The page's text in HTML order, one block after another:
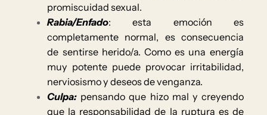
promiscuidad sexual.
Rabia/Enfado: esta emoción es
completamente normal, es consecuencia
de sentirse herido/a. Como es una energía
muy potente puede provocar irritabilidad,
nerviosismo y deseos de venganza.
Culpa: pensando que hizo mal y creyendo
que la responsabilidad de la ruptura es de